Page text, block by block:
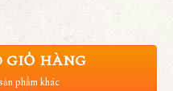
GIỎ HÀNG
phẩm khác